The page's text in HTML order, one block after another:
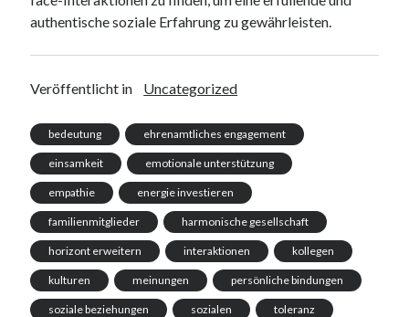
authentische soziale Erfahrung zu gewährleisten.
Veröffentlicht in Uncategorized
bedeutung ehrenamtliches engagement
einsamkeit emotionale unterstützung
empathie energie investieren
familienmitglieder harmonische gesellschaft
horizont erweitern interaktionen kollegen
kulturen meinungen persönliche bindungen
soziale beziehungen sozialen toleranz